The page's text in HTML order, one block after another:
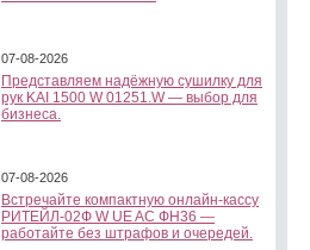
07-08-2026
Представляем надёжную сушилку для
рук KAI 1500 W 01251.W — выбор для
бизнеса.
07-08-2026
Встречайте компактную онлайн-кассу
РИТЕЙЛ-02Ф W UE AC ФН36 —
работайте без штрафов и очередей.